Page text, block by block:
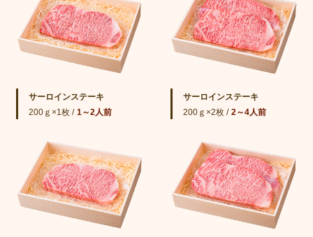
サーロインステーキ
200ｇ×1枚 / 1～2人前
サーロインステーキ
200ｇ×2枚 / 2～4人前